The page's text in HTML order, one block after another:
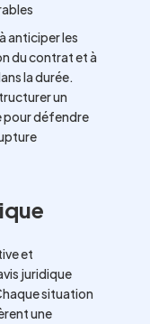
anticiper les
du contrat et à
la durée.
un
pour défendre
et
juridique
situation
une